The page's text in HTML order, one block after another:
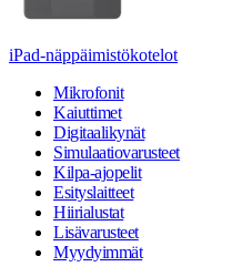
iPad-näppäimistökotelot
Mikrofonit
Kaiuttimet
Digitaalikynät
Simulaatiovarusteet
Kilpa-ajopelit
Esityslaitteet
Hiirialustat
Lisävarusteet
Myydyimmät